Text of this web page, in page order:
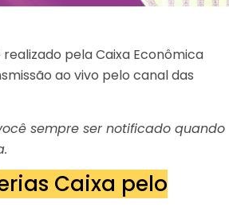
pela Caixa Econômica
ao vivo pelo canal das
sempre ser notificado quando
Caixa pelo